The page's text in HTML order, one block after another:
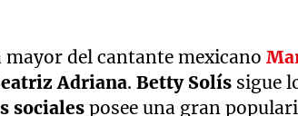
mayor del cantante mexicano
Adriana.Betty Solís sigue
socialesposee una gran